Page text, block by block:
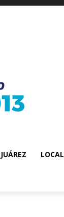
JUÁREZ LOCAL